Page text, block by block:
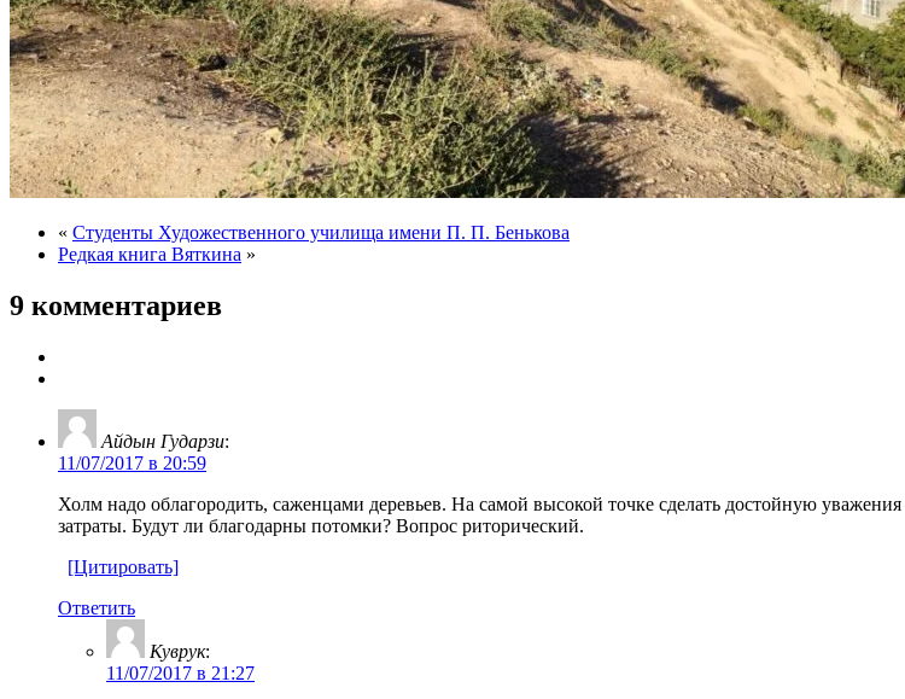
« Студенты Художественного училища имени П. П. Бенькова
Редкая книга Вяткина »
9 комментариев
Айдын Гударзи:
11/07/2017 в 20:59
Холм надо облагородить, саженцами деревьев. На самой высокой точке сделать достойную
затраты. Будут ли благодарны потомки? Вопрос риторический.
[Цитировать]
Ответить
Куврук:
11/07/2017 в 21:27